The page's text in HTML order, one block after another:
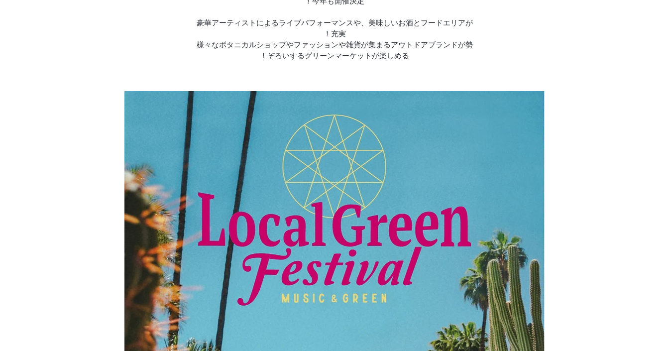
豪華アーティストによるライブパフォーマンスや、美味しいお酒とフードエリアが
様々なボタニカルショップやファッションや雑貨が集まるアウトドアブランドが勢
ぞろいするグリーンマーケットが楽しめる！